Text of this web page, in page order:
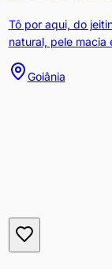
Tô por aqui, do
natural, pele macia
Goiânia